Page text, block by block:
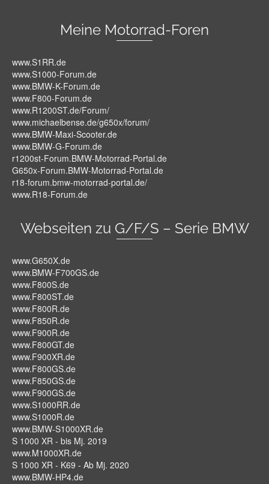
Meine Motorrad-Foren
www.S1RR.de
www.S1000-Forum.de
www.BMW-K-Forum.de
www.F800-Forum.de
www.R1200ST.de/Forum/
www.michaelbense.de/g650x/forum/
www.BMW-Maxi-Scooter.de
www.BMW-G-Forum.de
r1200st-Forum.BMW-Motorrad-Portal.de
G650x-Forum.BMW-Motorrad-Portal.de
r18-forum.bmw-motorrad-portal.de/
www.R18-Forum.de
Webseiten zu G/F/S – Serie BMW
www.G650X.de
www.BMW-F700GS.de
www.F800S.de
www.F800ST.de
www.F800R.de
www.F850R.de
www.F900R.de
www.F800GT.de
www.F900XR.de
www.F800GS.de
www.F850GS.de
www.F900GS.de
www.S1000RR.de
www.S1000R.de
www.BMW-S1000XR.de
S 1000 XR - bis Mj. 2019
www.M1000XR.de
S 1000 XR - K69 - Ab Mj. 2020
www.BMW-HP4.de